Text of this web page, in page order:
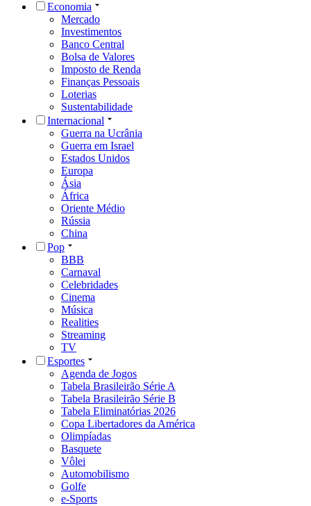
Economia
Mercado
Investimentos
Banco Central
Bolsa de Valores
Imposto de Renda
Finanças Pessoais
Loterias
Sustentabilidade
Internacional
Guerra na Ucrânia
Guerra em Israel
Estados Unidos
Europa
Ásia
África
Oriente Médio
Rússia
China
Pop
BBB
Carnaval
Celebridades
Cinema
Música
Realities
Streaming
TV
Esportes
Agenda de Jogos
Tabela Brasileirão Série A
Tabela Brasileirão Série B
Tabela Eliminatórias 2026
Copa Libertadores da América
Olimpíadas
Basquete
Vôlei
Automobilismo
Golfe
e-Sports